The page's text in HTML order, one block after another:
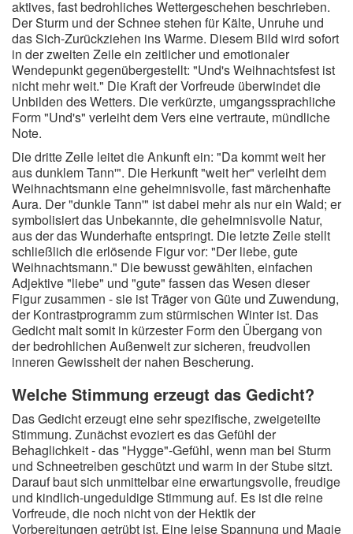
aktives, fast bedrohliches Wettergeschehen beschrieben.
Der Sturm und der Schnee stehen für Kälte, Unruhe und
das Sich-Zurückziehen ins Warme. Diesem Bild wird sofort
in der zweiten Zeile ein zeitlicher und emotionaler
Wendepunkt gegenübergestellt: "Und's Weihnachtsfest ist
nicht mehr weit." Die Kraft der Vorfreude überwindet die
Unbilden des Wetters. Die verkürzte, umgangssprachliche
Form "Und's" verleiht dem Vers eine vertraute, mündliche
Note.
Die dritte Zeile leitet die Ankunft ein: "Da kommt weit her
aus dunklem Tann'". Die Herkunft "weit her" verleiht dem
Weihnachtsmann eine geheimnisvolle, fast märchenhafte
Aura. Der "dunkle Tann'" ist dabei mehr als nur ein Wald; er
symbolisiert das Unbekannte, die geheimnisvolle Natur,
aus der das Wunderhafte entspringt. Die letzte Zeile stellt
schließlich die erlösende Figur vor: "Der liebe, gute
Weihnachtsmann." Die bewusst gewählten, einfachen
Adjektive "liebe" und "gute" fassen das Wesen dieser
Figur zusammen - sie ist Träger von Güte und Zuwendung,
der Kontrastprogramm zum stürmischen Winter ist. Das
Gedicht malt somit in kürzester Form den Übergang von
der bedrohlichen Außenwelt zur sicheren, freudvollen
inneren Gewissheit der nahen Bescherung.
Welche Stimmung erzeugt das Gedicht?
Das Gedicht erzeugt eine sehr spezifische, zweigeteilte
Stimmung. Zunächst evoziert es das Gefühl der
Behaglichkeit - das "Hygge"-Gefühl, wenn man bei Sturm
und Schneetreiben geschützt und warm in der Stube sitzt.
Darauf baut sich unmittelbar eine erwartungsvolle, freudige
und kindlich-ungeduldige Stimmung auf. Es ist die reine
Vorfreude, die noch nicht von der Hektik der
Vorbereitungen getrübt ist. Eine leise Spannung und Magie